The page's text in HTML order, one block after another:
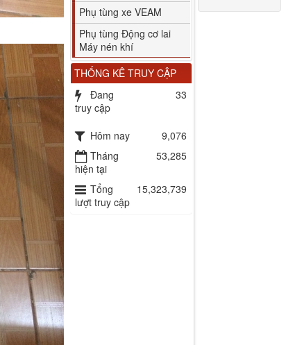
Phụ tùng xe VEAM
Phụ tùng Động cơ lai
Máy nén khí
THỐNG KÊ TRUY CẬP
Đang
truy cập
33
Hôm nay
9,076
Tháng
hiện tại
53,285
Tổng
lượt truy cập
15,323,739